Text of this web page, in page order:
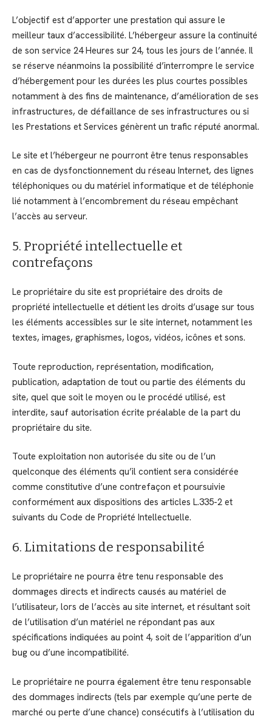
L’objectif est d’apporter une prestation qui assure le
meilleur taux d’accessibilité. L’hébergeur assure la continuité
de son service 24 Heures sur 24, tous les jours de l’année. Il
se réserve néanmoins la possibilité d’interrompre le service
d’hébergement pour les durées les plus courtes possibles
notamment à des fins de maintenance, d’amélioration de ses
infrastructures, de défaillance de ses infrastructures ou si
les Prestations et Services génèrent un trafic réputé anormal.
Le site et l’hébergeur ne pourront être tenus responsables
en cas de dysfonctionnement du réseau Internet, des lignes
téléphoniques ou du matériel informatique et de téléphonie
lié notamment à l’encombrement du réseau empêchant
l’accès au serveur.
5. Propriété intellectuelle et
contrefaçons
Le propriétaire du site est propriétaire des droits de
propriété intellectuelle et détient les droits d’usage sur tous
les éléments accessibles sur le site internet, notamment les
textes, images, graphismes, logos, vidéos, icônes et sons.
Toute reproduction, représentation, modification,
publication, adaptation de tout ou partie des éléments du
site, quel que soit le moyen ou le procédé utilisé, est
interdite, sauf autorisation écrite préalable de la part du
propriétaire du site.
Toute exploitation non autorisée du site ou de l’un
quelconque des éléments qu’il contient sera considérée
comme constitutive d’une contrefaçon et poursuivie
conformément aux dispositions des articles L.335-2 et
suivants du Code de Propriété Intellectuelle.
6. Limitations de responsabilité
Le propriétaire ne pourra être tenu responsable des
dommages directs et indirects causés au matériel de
l’utilisateur, lors de l’accès au site internet, et résultant soit
de l’utilisation d’un matériel ne répondant pas aux
spécifications indiquées au point 4, soit de l’apparition d’un
bug ou d’une incompatibilité.
Le propriétaire ne pourra également être tenu responsable
des dommages indirects (tels par exemple qu’une perte de
marché ou perte d’une chance) consécutifs à l’utilisation du